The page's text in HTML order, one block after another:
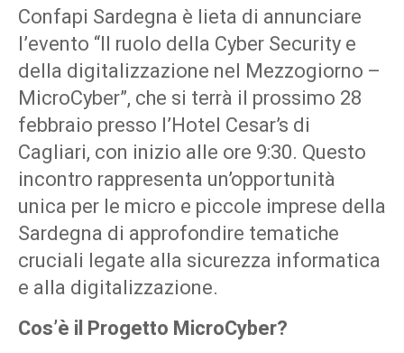
Confapi Sardegna è lieta di annunciare
l’evento “Il ruolo della Cyber Security e
della digitalizzazione nel Mezzogiorno –
MicroCyber”, che si terrà il prossimo 28
febbraio presso l’Hotel Cesar’s di
Cagliari, con inizio alle ore 9:30. Questo
incontro rappresenta un’opportunità
unica per le micro e piccole imprese della
Sardegna di approfondire tematiche
cruciali legate alla sicurezza informatica
e alla digitalizzazione.
Cos’è il Progetto MicroCyber?